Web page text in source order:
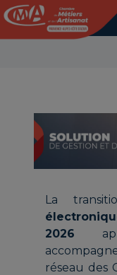
La
2026
réseau des
Panneau de gestion